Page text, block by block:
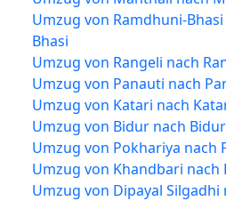
Umzug von Ramdhuni-
Bhasi
Umzug von Rangeli nach
Umzug von Panauti nach
Umzug von Katari nach
Umzug von Bidur nach Bidur
Umzug von Pokhariya nach
Umzug von Khandbari nach
Umzug von Dipayal Silgadhi